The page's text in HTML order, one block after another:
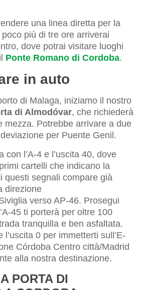
una linea diretta per la
più di tre ore arriverai
dove potrai visitare luoghi
Ponte Romano di Cordoba.
in auto
di Malaga, iniziamo il nostro
di Almodóvar, che richiederà
mezza. Potrebbe arrivare a due
per Puente Genil.
con l’A-4 e l’uscita 40, dove
cartelli che indicano la
questi segnali compare già
direzione
verso AP-46. Prosegui
45 ti porterà per oltre 100
tranquilla e ben asfaltata.
0 per immetterti sull’E-
Córdoba Centro città/Madrid
alla nostra destinazione.
PORTA DI